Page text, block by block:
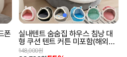
폰
실내텐트 숨숨집 하우스 침낭 대
형 쿠션 텐트 커튼 미포함(해외직
구)
148,000원